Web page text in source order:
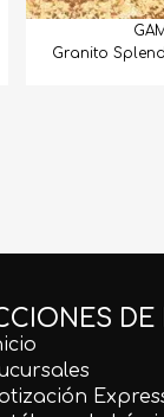
Granito
DE